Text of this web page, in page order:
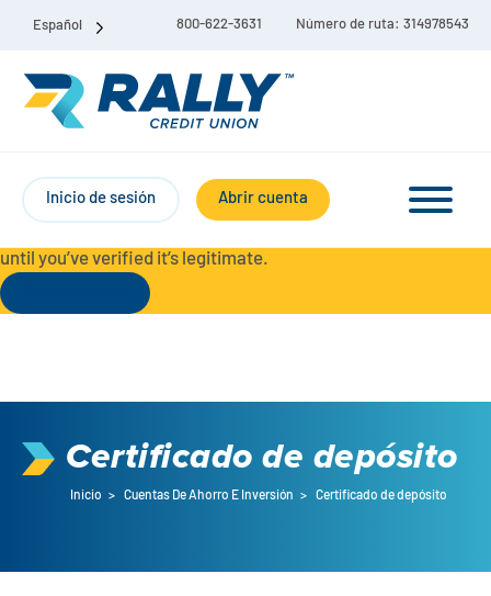
Español 800-622-3631 Número de ruta: 314978543
Inicio de sesión Abrir cuenta
Cuenta corriente Liberty
Ahorro
Explorar los préstamos Rally Auto
Préstamos vivienda
contact Rally Credit Union using our official phone numbers. If
you receive a letter, email, text message, or other
until you’ve verified it’s legitimate.
Certificado de depósito
Inicio > Cuentas De Ahorro E Inversión > Certificado de depósito